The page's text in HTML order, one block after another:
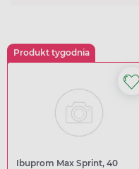
Produkt tygodnia
Ibuprom Max Sprint, 40